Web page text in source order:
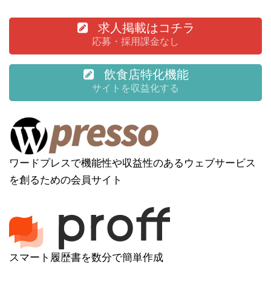
求人掲載はコチラ
応募・採用課金なし
飲食店特化機能
サイトを収益化する
ワードプレスで機能性や収益性のあるウェブサービス
を創るための会員サイト
スマート履歴書を数分で簡単作成